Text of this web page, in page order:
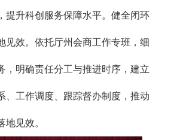
提升科创服务保障水平。健全闭环
见效。依托厅州会商工作专班，细
，明确责任分工与推进时序，建立
、工作调度、跟踪督办制度，推动
地见效。